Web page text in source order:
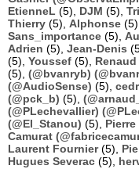
EtienneL (5), DJM (5),
Thierry (5), Alphonse (5),
Sans_importance (5),
Adrien (5), Jean-Denis
(5), Youssef (5), Renaud
(5), (@bvanryb)
(@AudioSense) (5),
(@pck_b) (5),
(@PLechevallier)
(@El_Stanou) (5), Pierre
Camurat
Laurent Fournier(5),
Hugues Severac (5),